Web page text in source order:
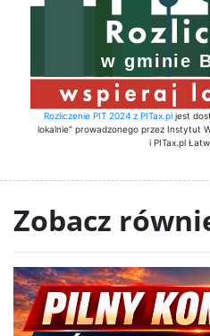
Rozliczenie PIT 2024 z PITax.pljest
lokalnie" prowadzonego przez Instytut
i PITax.pl
Zobacz